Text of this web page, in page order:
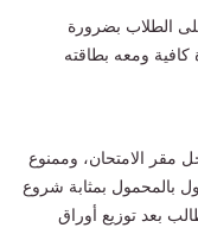
الطلاب بضرورة
كافية ومعه بطاقته
الامتحان، وممنوع
بالمحمول بمثابة شروع
بعد توزيع أوراق